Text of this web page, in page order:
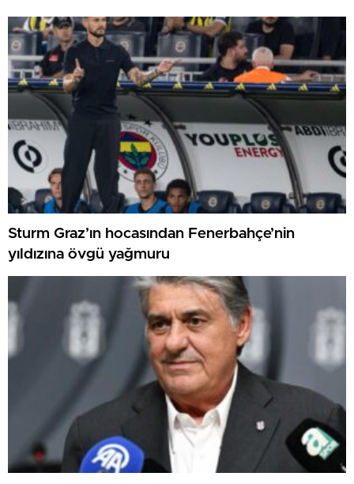
Sturm Graz’ın hocasından Fenerbahçe’nin
yıldızına övgü yağmuru